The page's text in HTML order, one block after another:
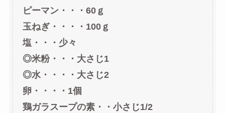
ピーマン・・・60ｇ
玉ねぎ・・・・100ｇ
塩・・・少々
◎米粉・・・大さじ1
◎水・・・・大さじ2
卵・・・・1個
鶏ガラスープの素・・小さじ1/2